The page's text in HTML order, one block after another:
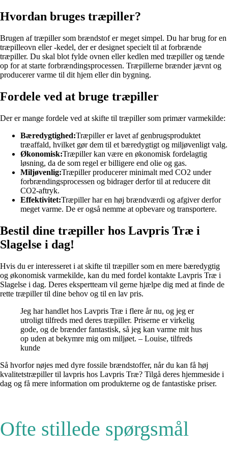
Hvordan bruges træpiller?
Brugen af træpiller som brændstof er meget simpel. Du har brug for en
træpilleovn eller -kedel, der er designet specielt til at forbrænde
træpiller. Du skal blot fylde ovnen eller kedlen med træpiller og tænde
op for at starte forbrændingsprocessen. Træpillerne brænder jævnt og
producerer varme til dit hjem eller din bygning.
Fordele ved at bruge træpiller
Der er mange fordele ved at skifte til træpiller som primær varmekilde:
Bæredygtighed:Træpiller er lavet af genbrugsproduktet
træaffald, hvilket gør dem til et bæredygtigt og miljøvenligt valg.
Økonomisk:Træpiller kan være en økonomisk fordelagtig
løsning, da de som regel er billigere end olie og gas.
Miljøvenlig:Træpiller producerer minimalt med CO2 under
forbrændingsprocessen og bidrager derfor til at reducere dit
CO2-aftryk.
Effektivitet:Træpiller har en høj brændværdi og afgiver derfor
meget varme. De er også nemme at opbevare og transportere.
Bestil dine træpiller hos Lavpris Træ i
Slagelse i dag!
Hvis du er interesseret i at skifte til træpiller som en mere bæredygtig
og økonomisk varmekilde, kan du med fordel kontakte Lavpris Træ i
Slagelse i dag. Deres ekspertteam vil gerne hjælpe dig med at finde de
rette træpiller til dine behov og til en lav pris.
Jeg har handlet hos Lavpris Træ i flere år nu, og jeg er
utroligt tilfreds med deres træpiller. Priserne er virkelig
gode, og de brænder fantastisk, så jeg kan varme mit hus
op uden at bekymre mig om miljøet. – Louise, tilfreds
kunde
Så hvorfor nøjes med dyre fossile brændstoffer, når du kan få høj
kvalitetstræpiller til lavpris hos Lavpris Træ? Tilgå deres hjemmeside i
dag og få mere information om produkterne og de fantastiske priser.
Ofte stillede spørgsmål